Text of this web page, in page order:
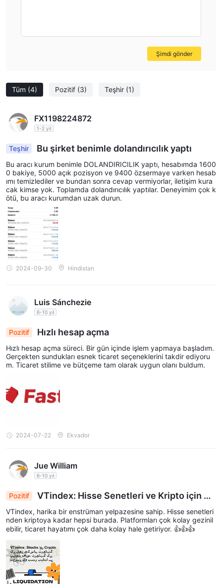
Tüm (4) Pozitif (3) Teşhir (1)
FX1198224872
1-2 yıl
Teşhir Bu şirket benimle dolandırıcılık yaptı
Bu aracı kurum benimle DOLANDIRICILIK yaptı, hesabımda 1600
0 bakiye, 5000 açık pozisyon ve 9400 özsermaye varken hesab
ımı temizlediler ve bundan sonra cevap vermiyorlar, iletişim kura
cak kimse yok. Toplamda dolandırıcılık yaptılar. Deneyimim çok k
ötü, bu aracı kurumdan uzak durun.
2024-09-30 Hindistan
Luis Sánchezie
6-10 yıl
Pozitif Hızlı hesap açma
Hızlı hesap açma süreci. Bir gün içinde işlem yapmaya başladım.
Gerçekten sundukları esnek ticaret seçeneklerini takdir ediyoru
m. Ticaret stilime ve bütçeme tam olarak uygun olanı buldum.
2024-07-22 Ekvador
Jue William
6-10 yıl
Pozitif
VTindex: Hisse Senetleri ve Kripto için Ba
sitleştirilmiş İşlem Platformu, İşlem Deneyimini Y
ükseltiyor
VTindex, harika bir enstrüman yelpazesine sahip. Hisse senetleri
nden kriptoya kadar hepsi burada. Platformları çok kolay gezinil
ebilir, ticaret hayatımı çok daha kolay hale getiriyor. 👍👍👍
Şimdi gönder